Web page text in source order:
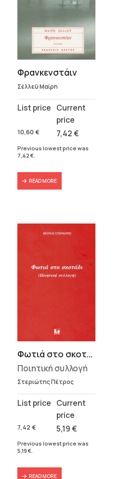
Φρανκενστάιν
Σέλλεϋ Μαίρη
10,60 €
Original
was:
10,60 €.
7,42€
Current
is:
7,42 €.
Previous lowest price was
7,42 €.
READ MORE
Φωτιά στο σκοτάδι
Ποιητική συλλογή
Στεριώτης Πέτρος
7,42 €
Original
was:
5,19€
Current
is:
Previous lowest price was
5,19 €
READ MORE